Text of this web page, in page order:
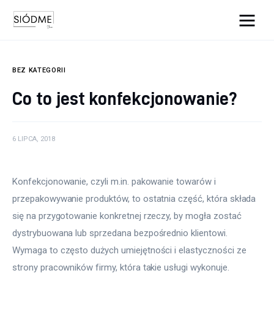
Edukacja
Więcej
BEZ KATEGORII
Co to jest konfekcjonowanie?
6 LIPCA, 2018
Konfekcjonowanie, czyli m.in. pakowanie towarów i
przepakowywanie produktów, to ostatnia część, która składa
się na przygotowanie konkretnej rzeczy, by mogła zostać
dystrybuowana lub sprzedana bezpośrednio klientowi.
Wymaga to często dużych umiejętności i elastyczności ze
strony pracowników firmy, która takie usługi wykonuje.